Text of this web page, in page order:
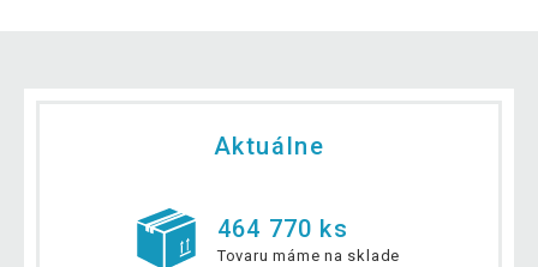
Aktuálne
464 770 ks
Tovaru máme na sklade